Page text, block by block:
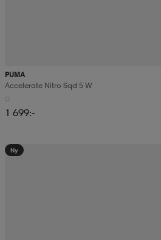
PUMA
Accelerate Nitro Sqd 5 W
1 699:-
Ny